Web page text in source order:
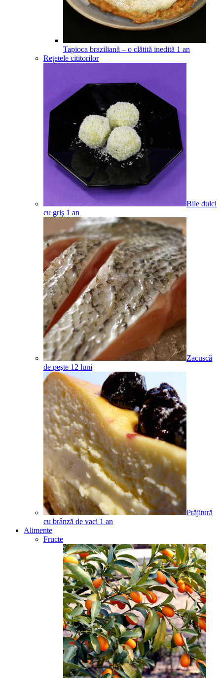
Tapioca braziliană – o clătită inedită 1 an
Rețetele cititorilor
Bile dulci
cu griş 1 an
Zacuscă
de peşte 12 luni
Prăjitură
cu brânză de vaci 1 an
Alimente
Fructe